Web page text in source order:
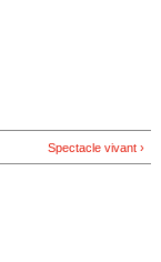
Spectacle vivant ›